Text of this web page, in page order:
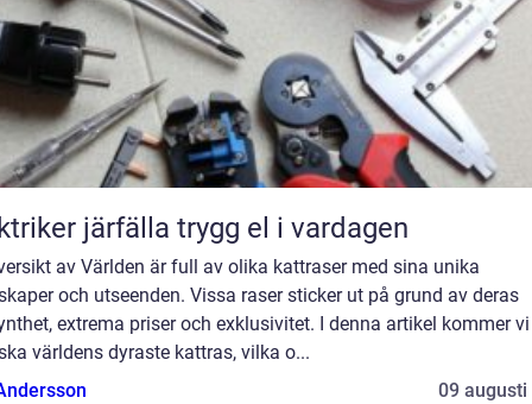
Elektriker järfälla trygg el i vardagen
av Världen är full av olika kattraser med sina unika
och utseenden. Vissa raser sticker ut på grund av deras
extrema priser och exklusivitet. I denna artikel kommer
världens dyraste kattras, vilka o...
09 augusti